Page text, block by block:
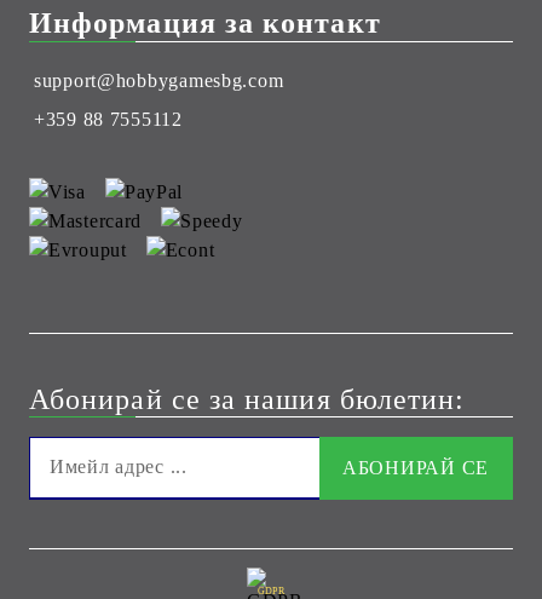
Информация за контакт
support@hobbygamesbg.com
+359 88 7555112
Абонирай се за нашия бюлетин:
GDPR